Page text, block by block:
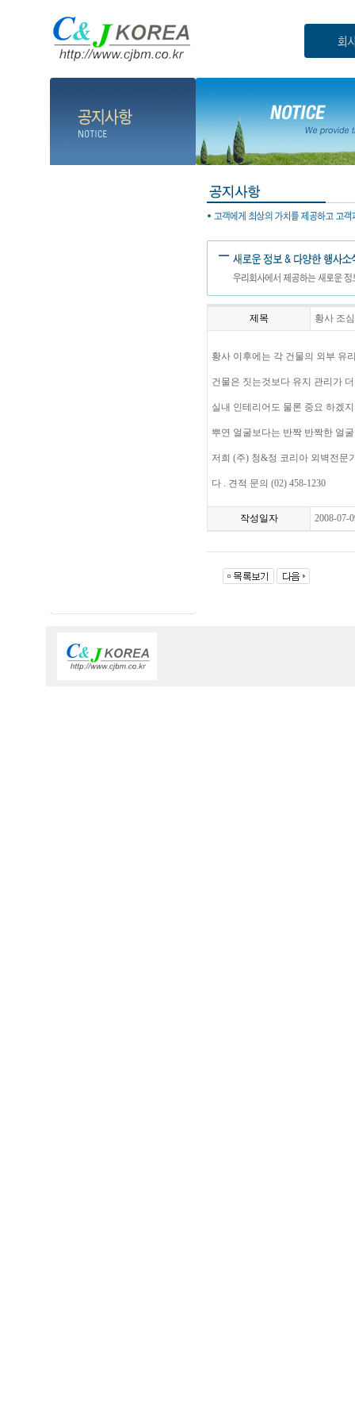
제목 황사 조
황사 이후에는 각 건물의 외부 유
건물은 짓는것보다 유지 관리가
실내 인테리어도 물론 중요 하겠
뿌연 얼굴보다는 반짝 반짝한 얼
저희 (주) 청&정 코리아 외벽전문
다 . 견적 문의 (02) 458-1230
작성일자 2008-07-